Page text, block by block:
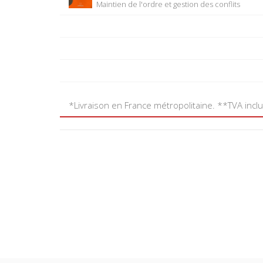
Maintien de l'ordre et gestion des conflits
*Livraison en France métropolitaine. **TVA